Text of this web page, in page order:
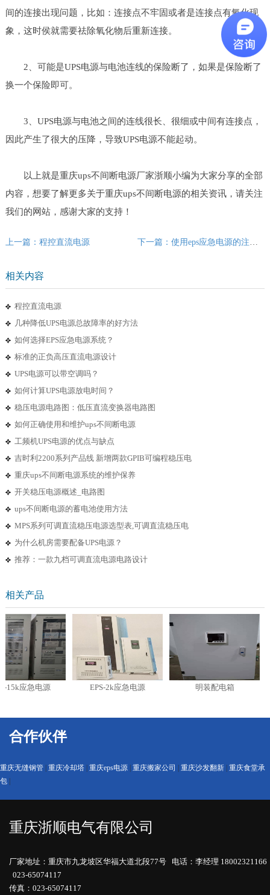
间的连接出现问题，比如：连接点不牢固或者是连接点有氧化现
象，这时侯就需要祛除氧化物后重新连接。
2、可能是UPS电源与电池连线的保险断了，如果是保险断了
换一个保险即可。
3、UPS电源与电池之间的连线很长、很细或中间有连接点，
因此产生了很大的压降，导致UPS电源不能起动。
以上就是重庆ups不间断电源厂家浙顺小编为大家分享的全部
内容，想要了解更多关于重庆ups不间断电源的相关资讯，请关注
我们的网站，感谢大家的支持！
上一篇：程控直流电源
相关内容
程控直流电源
几种降低UPS电源总故障率的好方法
如何选择EPS应急电源系统？
标准的正负高压直流电源设计
UPS电源可以带空调吗？
如何计算UPS电源放电时间？
稳压电源电路图：低压直流变换器电路图
如何正确使用和维护ups不间断电源
工频机UPS电源的优点与缺点
吉时利2200系列产品线 新增两款GPIB可编程稳压电
重庆ups不间断电源系统的维护保养
开关稳压电源概述_电路图
ups不间断电源的蓄电池使用方法
MPS系列可调直流稳压电源选型表,可调直流稳压电
为什么机房需要配备UPS电源？
推荐：一款九档可调直流电源电路设计
相关产品
应急电源 EPS-2k应急电源 明装配电箱
合作伙伴
重庆无缝钢管 重庆冷却塔 重庆eps电源 重庆搬家公司 重庆沙发翻新 重庆食堂承
包
重庆浙顺电气有限公司
厂家地址：重庆市九龙坡区华福大道北段77号 电话：李经理 18002321166
023-65074117
传真：023-65074117